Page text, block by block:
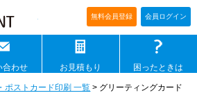
印刷通販ベストプリントベストプリ
無料会員登録 会員ログイン
合わせ お見積もり 困ったときは
ポストカード印刷 一覧 > グリーティングカード